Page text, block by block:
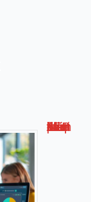
Métis AFPA : la plateforme de formation numérique innovante !